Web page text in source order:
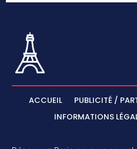
ACCUEIL PUBLICITÉ /
INFORMATIONS